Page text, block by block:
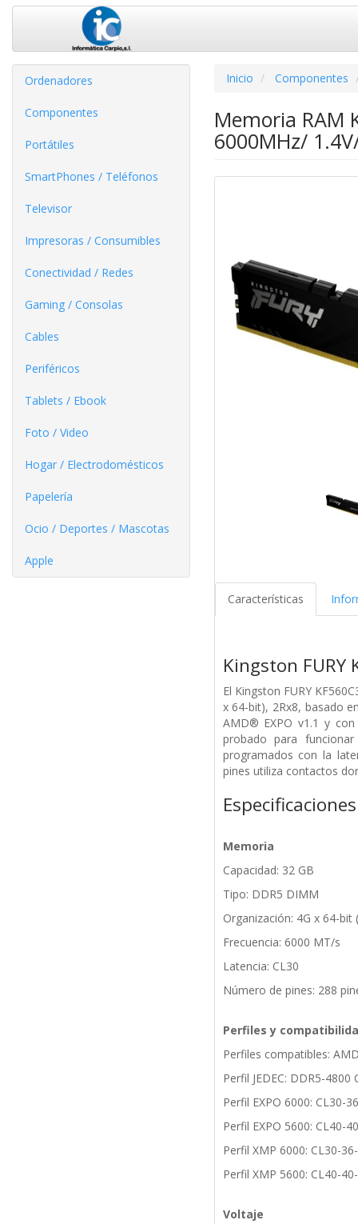
Ordenadores
Componentes
Portátiles
SmartPhones / Teléfonos
Televisor
Impresoras / Consumibles
Conectividad / Redes
Gaming / Consolas
Cables
Periféricos
Tablets / Ebook
Foto / Video
Hogar / Electrodomésticos
Papelería
Ocio / Deportes / Mascotas
Apple
Inicio Componentes
Memoria RAM
6000MHz/
Características
Kingston FURY
El Kingston FURY
x 64-bit), 2Rx8, basado
AMD® EXPO v1.1 y
probado para
programados con la
pines utiliza contactos
Especificaciones
Memoria
Capacidad: 32 GB
Tipo: DDR5 DIMM
Organización: 4G x 64-bit
Frecuencia: 6000 MT/s
Latencia: CL30
Número de pines: 288
Perfiles y
Perfiles compatibles:
Perfil JEDEC: DDR5-4800
Perfil EXPO 6000: CL30-
Perfil EXPO 5600: CL40-
Perfil XMP 6000: CL30-
Perfil XMP 5600: CL40-
Voltaje